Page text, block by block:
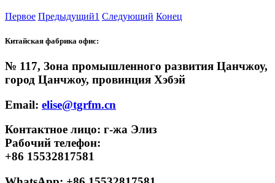
Первое Предыдущий1 Следующий Конец
Китайская фабрика офис:
№ 117, Зона промышленного развития Цанчжоу,
город Цанчжоу, провинция Хэбэй
Email: elise@tgrfm.cn
Контактное лицо: г-жа Элиз
Рабочий телефон:
+86 15532817581